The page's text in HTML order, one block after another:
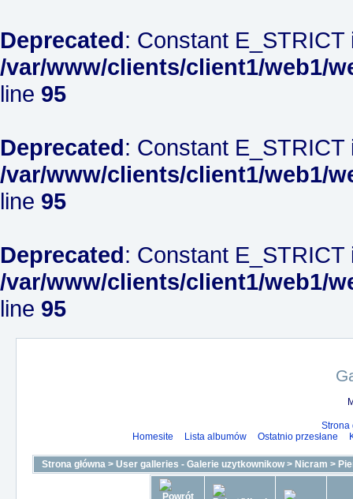
Deprecated: Constant
/var/www/clients/client1/web1/
line 95
Deprecated: Constant
/var/www/clients/client1/web1/
line 95
Deprecated: Constant
/var/www/clients/client1/web1/
line 95
Strona
Homesite
Lista albumów Ostatnio przesłane
Strona główna > User galleries - Galerie uzytkownikow> Nicram >